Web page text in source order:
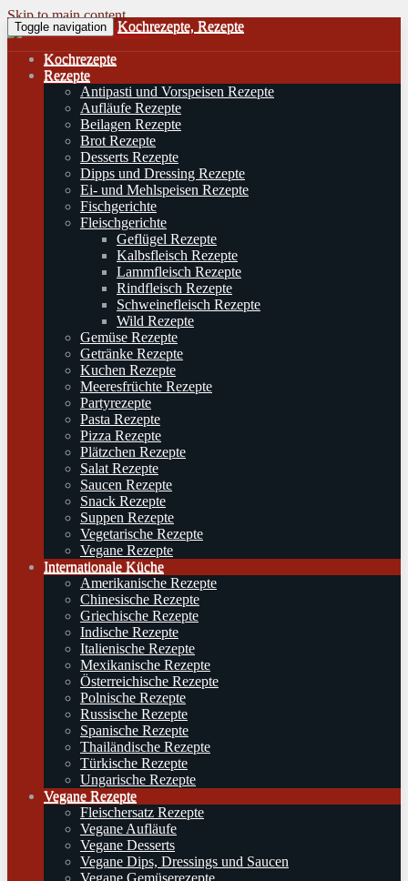
Skip to main content
Toggle navigation Kochrezepte, Rezepte
Kochrezepte
Rezepte
Antipasti und Vorspeisen Rezepte
Aufläufe Rezepte
Beilagen Rezepte
Brot Rezepte
Desserts Rezepte
Dipps und Dressing Rezepte
Ei- und Mehlspeisen Rezepte
Fischgerichte
Fleischgerichte
Geflügel Rezepte
Kalbsfleisch Rezepte
Lammfleisch Rezepte
Rindfleisch Rezepte
Schweinefleisch Rezepte
Wild Rezepte
Gemüse Rezepte
Getränke Rezepte
Kuchen Rezepte
Meeresfrüchte Rezepte
Partyrezepte
Pasta Rezepte
Pizza Rezepte
Plätzchen Rezepte
Salat Rezepte
Saucen Rezepte
Snack Rezepte
Suppen Rezepte
Vegetarische Rezepte
Vegane Rezepte
Internationale Küche
Amerikanische Rezepte
Chinesische Rezepte
Griechische Rezepte
Indische Rezepte
Italienische Rezepte
Mexikanische Rezepte
Österreichische Rezepte
Polnische Rezepte
Russische Rezepte
Spanische Rezepte
Thailändische Rezepte
Türkische Rezepte
Ungarische Rezepte
Vegane Rezepte
Fleischersatz Rezepte
Vegane Aufläufe
Vegane Desserts
Vegane Dips, Dressings und Saucen
Vegane Gemüserezepte